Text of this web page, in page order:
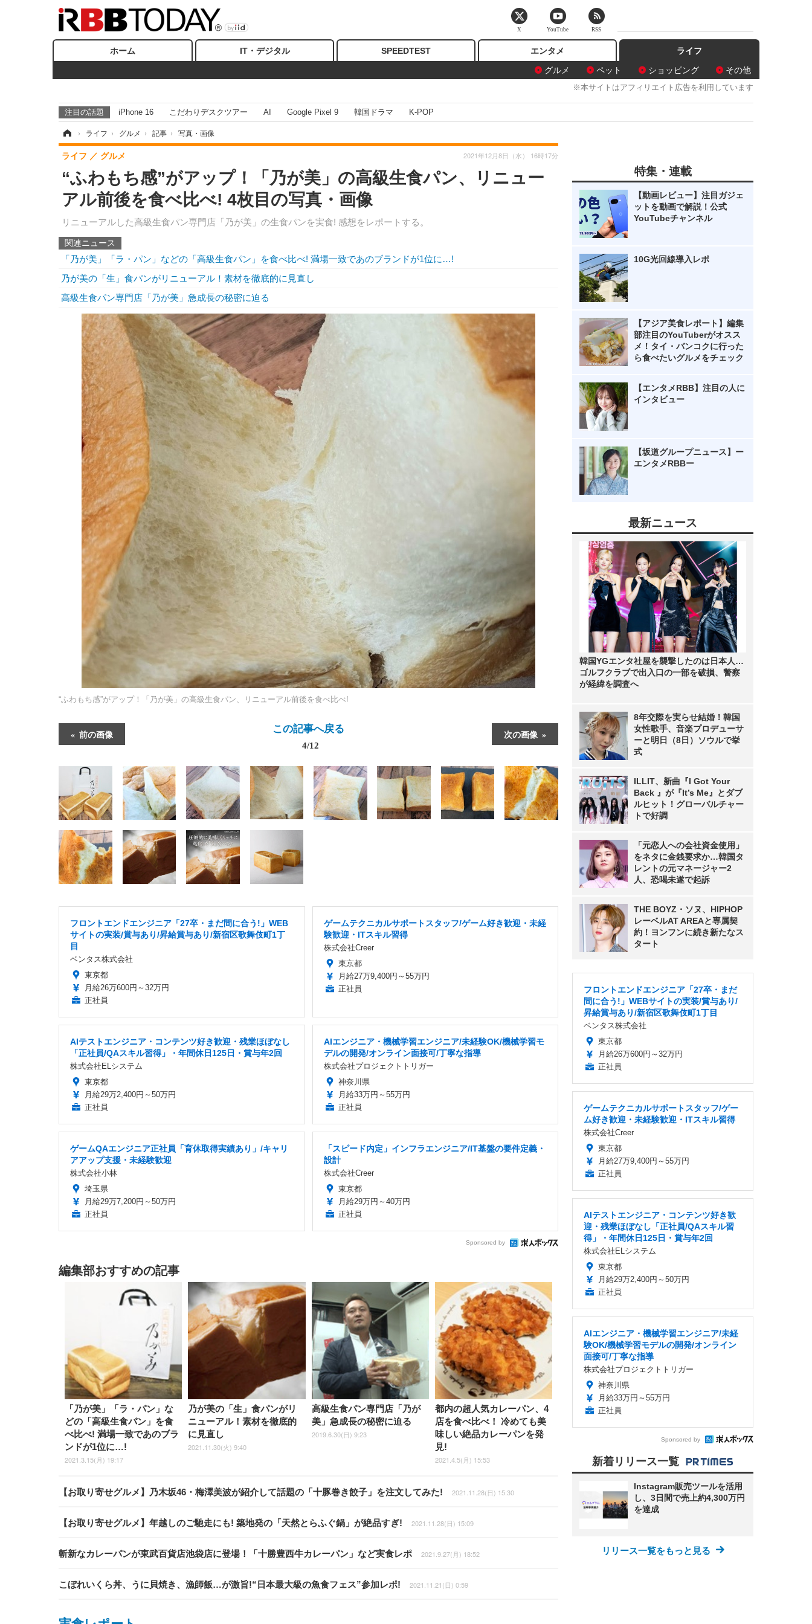
ホーム IT・デジタル SPEEDTEST エンタメ
ライフ
グルメ
ペット ショッピング その他
※本サイトはアフィリエイト広告を利用しています
注目の話題 iPhone 16 こだわりデスクツアー AI Google Pixel 9 韓国ドラマ K-POP
› ライフ › グルメ › 記事 › 写真・画像
“ふわもち感”がアップ！「乃が美」の高級生食パン、リニュー
アル前後を食べ比べ! 4枚目の写真・画像
リニューアルした高級生食パン専門店「乃が美」の生食パンを実食! 感想をレポートする。
ライフ グルメ 2021年12月8日（水） 16時17分
関連ニュース
「乃が美」「ラ・パン」などの「高級生食パン」を食べ比べ! 満場一致であのブランドが1位に…!
乃が美の「生」食パンがリニューアル！素材を徹底的に見直し
高級生食パン専門店「乃が美」急成長の秘密に迫る
“ふわもち感”がアップ！「乃が美」の高級生食パン、リニューアル前後を食べ比べ!
前の画像 次の画像
この記事へ戻る
4/12
フロントエンドエンジニア「27卒・まだ間に合う!」WEB
サイトの実装/賞与あり/昇給賞与あり/新宿区歌舞伎町1丁
目
ベンタス株式会社
東京都
月給26万600円～32万円
正社員
ゲームテクニカルサポートスタッフ/ゲーム好き歓迎・未経
験歓迎・ITスキル習得
株式会社Creer
東京都
月給27万9,400円～55万円
正社員
AIテストエンジニア・コンテンツ好き歓迎・残業ほぼなし
「正社員/QAスキル習得」・年間休日125日・賞与年2回
株式会社ELシステム
東京都
月給29万2,400円～50万円
正社員
AIエンジニア・機械学習エンジニア/未経験OK/機械学習モ
デルの開発/オンライン面接可/丁寧な指導
株式会社プロジェクトトリガー
神奈川県
月給33万円～55万円
正社員
ゲームQAエンジニア正社員「育休取得実績あり」/キャリ
アアップ支援・未経験歓迎
株式会社小林
埼玉県
月給29万7,200円～50万円
正社員
「スピード内定」インフラエンジニア/IT基盤の要件定義・
設計
株式会社Creer
東京都
月給29万円～40万円
正社員
Sponsored by
編集部おすすめの記事
「乃が美」「ラ・パン」な
どの「高級生食パン」を食
べ比べ! 満場一致であのブラ
ンドが1位に…!
2021.3.15(月) 19:17
乃が美の「生」食パンがリ
ニューアル！素材を徹底的
に見直し
2021.11.30(火) 9:40
高級生食パン専門店「乃が
美」急成長の秘密に迫る
2019.6.30(日) 9:23
都内の超人気カレーパン、4
店を食べ比べ！ 冷めても美
味しい絶品カレーパンを発
見!
2021.4.5(月) 15:53
【お取り寄せグルメ】乃木坂46・梅澤美波が紹介して話題の「十豚巻き餃子」を注文してみた! 2021.11.28(日) 15:30
【お取り寄せグルメ】年越しのご馳走にも! 築地発の「天然とらふぐ鍋」が絶品すぎ! 2021.11.28(日) 15:09
斬新なカレーパンが東武百貨店池袋店に登場！「十勝豊西牛カレーパン」など実食レポ 2021.9.27(月) 18:52
こぼれいくら丼、うに貝焼き、漁師飯…が激旨!“日本最大級の魚食フェス”参加レポ! 2021.11.21(日) 0:59
特集・連載
【動画レビュー】注目ガジェ
ットを動画で解説！公式
YouTubeチャンネル
10G光回線導入レポ
【アジア美食レポート】編集
部注目のYouTuberがオスス
メ！タイ・バンコクに行った
ら食べたいグルメをチェック
【エンタメRBB】注目の人に
インタビュー
【坂道グループニュース】ー
エンタメRBBー
最新ニュース
韓国YGエンタ社屋を襲撃したのは日本人…
ゴルフクラブで出入口の一部を破損、警察
が経緯を調査へ
8年交際を実らせ結婚！韓国
女性歌手、音楽プロデューサ
ーと明日（8日）ソウルで挙
式
ILLIT、新曲『I Got Your
Back 』が『It’s Me』とダブ
ルヒット！グローバルチャー
トで好調
「元恋人への会社資金使用」
をネタに金銭要求か…韓国タ
レントの元マネージャー2
人、恐喝未遂で起訴
THE BOYZ・ソヌ、HIPHOP
レーベルAT AREAと専属契
約！ヨンフンに続き新たなス
タート
フロントエンドエンジニア「27卒・まだ
間に合う!」WEBサイトの実装/賞与あり/
昇給賞与あり/新宿区歌舞伎町1丁目
ベンタス株式会社
東京都
月給26万600円～32万円
正社員
ゲームテクニカルサポートスタッフ/ゲー
ム好き歓迎・未経験歓迎・ITスキル習得
株式会社Creer
東京都
月給27万9,400円～55万円
正社員
AIテストエンジニア・コンテンツ好き歓
迎・残業ほぼなし「正社員/QAスキル習
得」・年間休日125日・賞与年2回
株式会社ELシステム
東京都
月給29万2,400円～50万円
正社員
AIエンジニア・機械学習エンジニア/未経
験OK/機械学習モデルの開発/オンライン
面接可/丁寧な指導
株式会社プロジェクトトリガー
神奈川県
月給33万円～55万円
正社員
Sponsored by
新着リリース一覧
Instagram販売ツールを活用
し、3日間で売上約4,300万円
を達成
リリース一覧をもっと見る
X YouTube RSS